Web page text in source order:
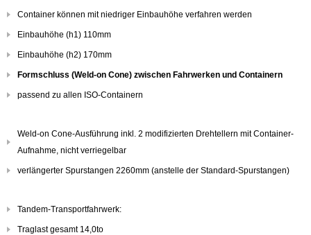
Container können mit niedriger Einbauhöhe verfahren werden
Einbauhöhe (h1) 110mm
Einbauhöhe (h2) 170mm
Formschluss (Weld-on Cone) zwischen Fahrwerken und Containern
passend zu allen ISO-Containern
Weld-on Cone-Ausführung inkl. 2 modifizierten Drehtellern mit Container-
Aufnahme, nicht verriegelbar
verlängerter Spurstangen 2260mm (anstelle der Standard-Spurstangen)
Tandem-Transportfahrwerk:
Traglast gesamt 14,0to